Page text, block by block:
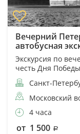
Вечерний
автобусная
Экскурсия по
честь Дня Победы
Санкт-
Московский
4 часа
от 1 500